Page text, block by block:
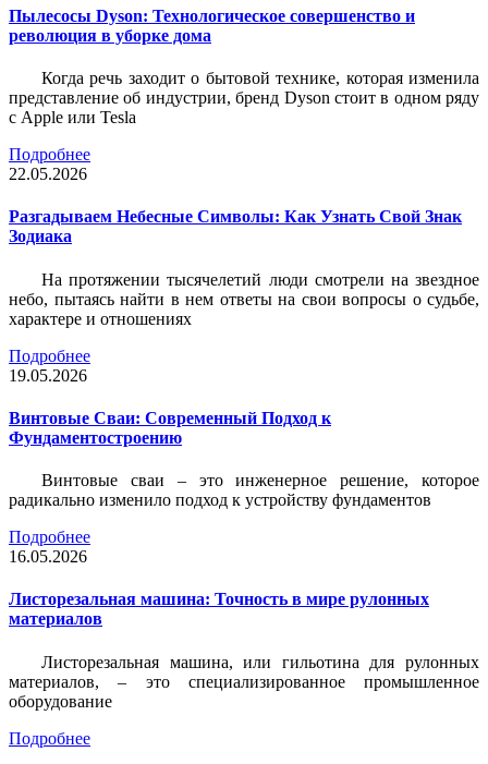
Пылесосы Dyson: Технологическое совершенство и
революция в уборке дома
Когда речь заходит о бытовой технике, которая изменила
представление об индустрии, бренд Dyson стоит в одном ряду
с Apple или Tesla
Подробнее
22.05.2026
Разгадываем Небесные Символы: Как Узнать Свой Знак
Зодиака
На протяжении тысячелетий люди смотрели на звездное
небо, пытаясь найти в нем ответы на свои вопросы о судьбе,
характере и отношениях
Подробнее
19.05.2026
Винтовые Сваи: Современный Подход к
Фундаментостроению
Винтовые сваи – это инженерное решение, которое
радикально изменило подход к устройству фундаментов
Подробнее
16.05.2026
Листорезальная машина: Точность в мире рулонных
материалов
Листорезальная машина, или гильотина для рулонных
материалов, – это специализированное промышленное
оборудование
Подробнее